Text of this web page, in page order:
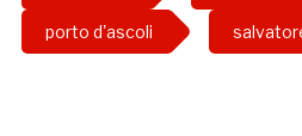
porto d'ascoli